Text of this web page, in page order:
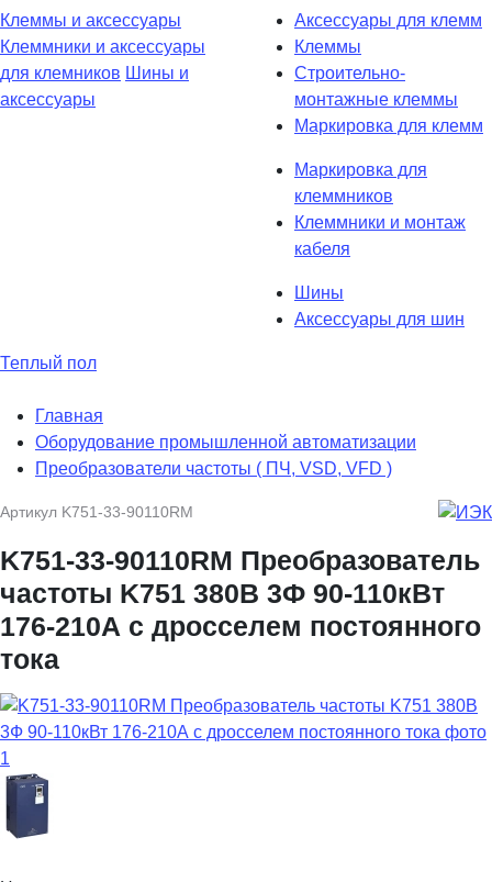
Клеммы и аксессуары
Клеммники и аксессуары
для клемников Шины и
аксессуары
Аксессуары для клемм
Клеммы
Строительно-
монтажные клеммы
Маркировка для клемм
Маркировка для
клеммников
Клеммники и монтаж
кабеля
Шины
Аксессуары для шин
Теплый пол
Главная
Оборудование промышленной автоматизации
Преобразователи частоты ( ПЧ, VSD, VFD )
Артикул K751-33-90110RM
K751-33-90110RM Преобразователь
частоты K751 380В 3Ф 90-110кВт
176-210А с дросселем постоянного
тока